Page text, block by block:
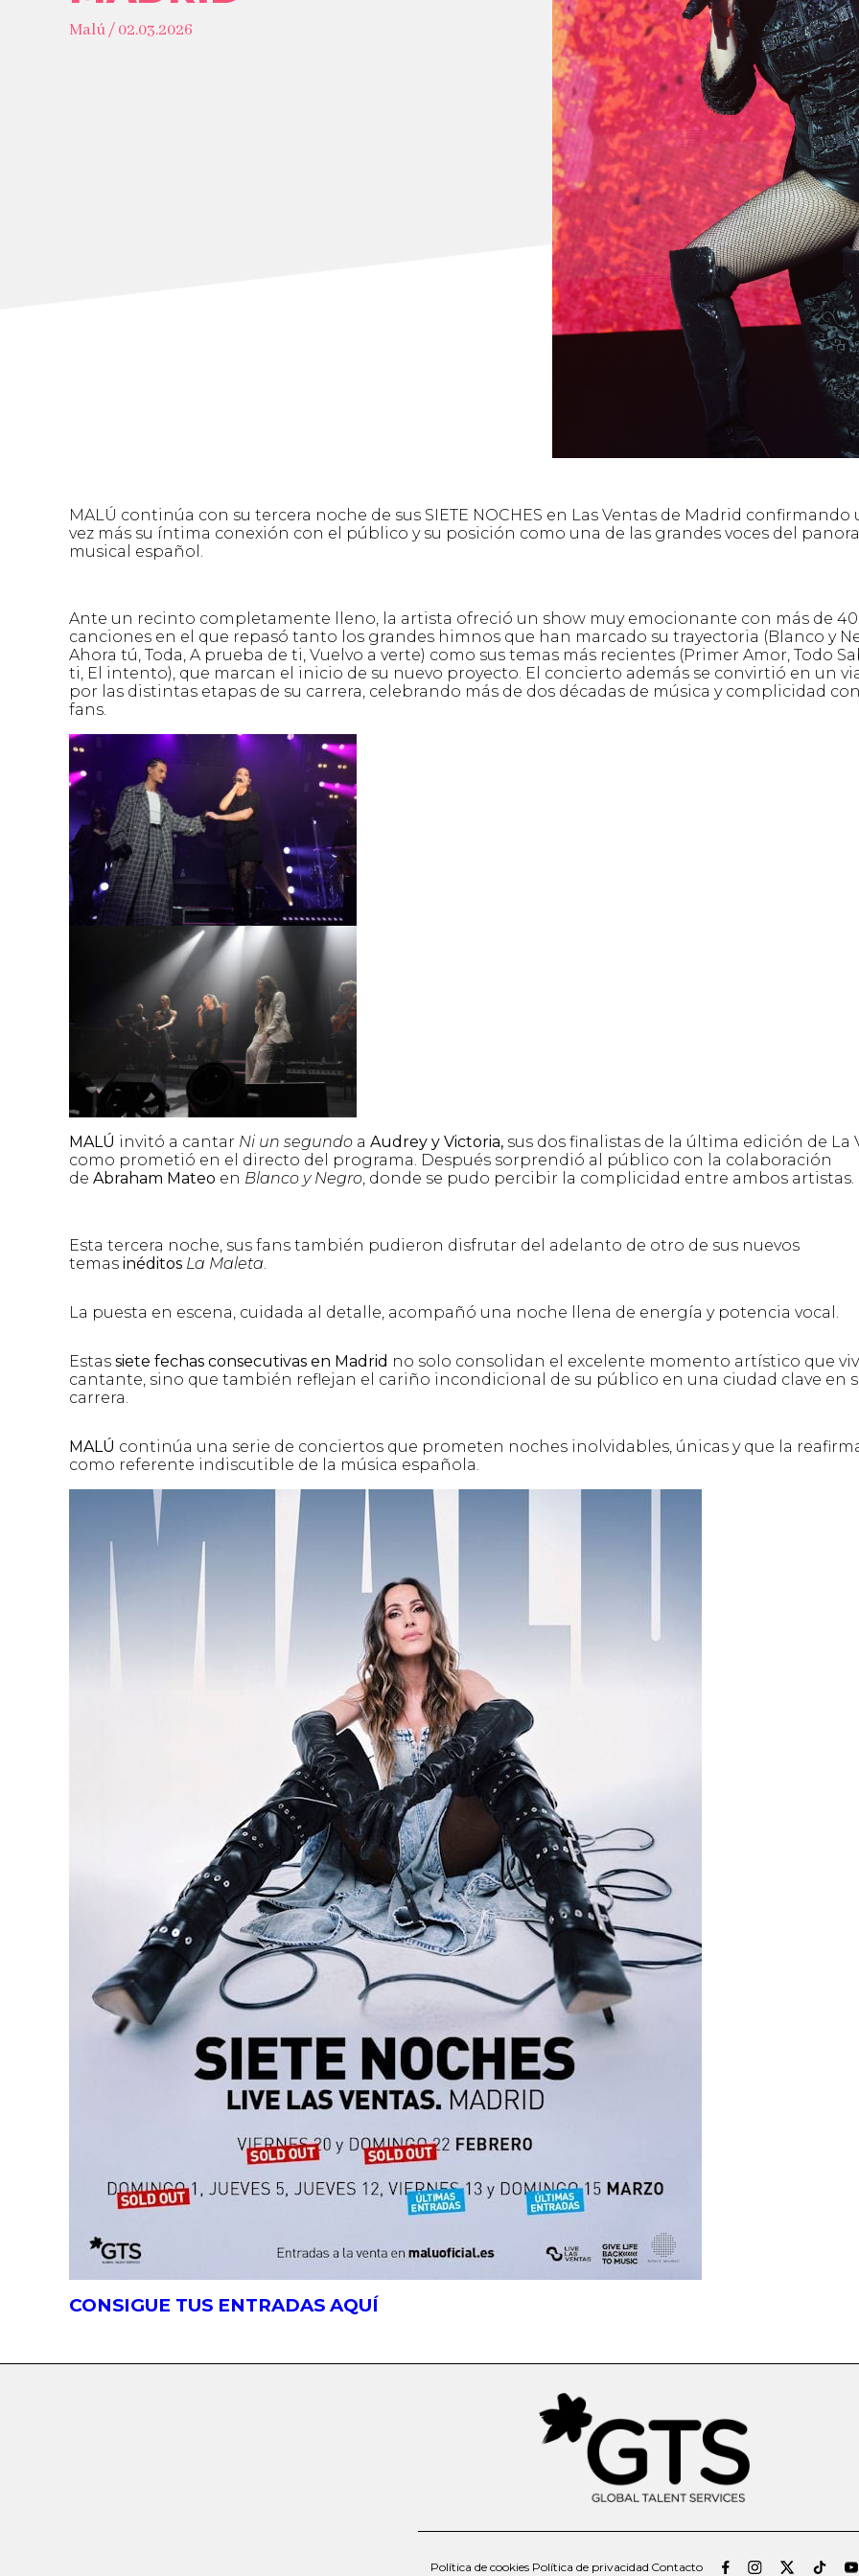
Malú / 02.03.2026
MALÚ continúa con su tercera noche de sus SIETE NOCHES en Las Ventas de Madrid confirmando
vez más su íntima conexión con el público y su posición como una de las grandes voces del
musical español.
Ante un recinto completamente lleno, la artista ofreció un show muy emocionante con más de 40
canciones en el que repasó tanto los grandes himnos que han marcado su trayectoria (Blanco y
Ahora tú, Toda, A prueba de ti, Vuelvo a verte) como sus temas más recientes (Primer Amor, Todo
ti, El intento), que marcan el inicio de su nuevo proyecto. El concierto además se convirtió en un
por las distintas etapas de su carrera, celebrando más de dos décadas de música y complicidad
fans.
MALÚ invitó a cantar Ni un segundo a Audrey y Victoria, sus dos finalistas de la última edición de La
como prometió en el directo del programa. Después sorprendió al público con la colaboración
de Abraham Mateo en Blanco y Negro, donde se pudo percibir la complicidad entre ambos artistas.
Esta tercera noche, sus fans también pudieron disfrutar del adelanto de otro de sus nuevos
temas inéditos La Maleta.
La puesta en escena, cuidada al detalle, acompañó una noche llena de energía y potencia vocal.
Estas siete fechas consecutivas en Madrid no solo consolidan el excelente momento artístico que
cantante, sino que también reflejan el cariño incondicional de su público en una ciudad clave en
carrera.
MALÚ continúa una serie de conciertos que prometen noches inolvidables, únicas y que la
como referente indiscutible de la música española.
CONSIGUE TUS ENTRADAS AQUÍ
Política de cookies Política de privacidad Contacto